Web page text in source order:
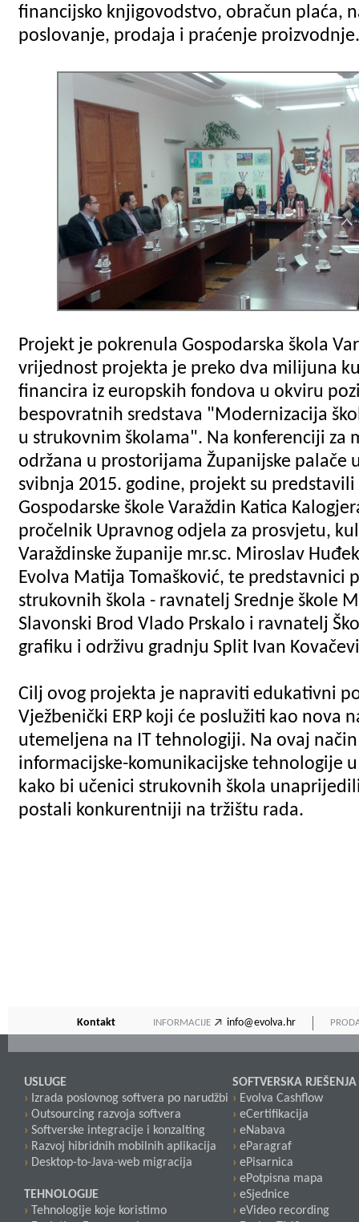
financijsko knjigovodstvo, obračun plaća,
poslovanje, prodaja i praćenje proizvodnje.
Projekt je pokrenula Gospodarska škola
vrijednost projekta je preko dva milijuna
financira iz europskih fondova u okviru
bespovratnih sredstava "Modernizacija
u strukovnim školama". Na konferenciji za
održana u prostorijama Županijske palače
svibnja 2015. godine, projekt su
Gospodarske škole Varaždin Katica
pročelnik Upravnog odjela za prosvjetu,
Varaždinske županije mr.sc. Miroslav
Evolva Matija Tomašković, te predstavnici
strukovnih škola - ravnatelj Srednje škole
Slavonski Brod Vlado Prskalo i ravnatelj
grafiku i održivu gradnju Split Ivan
Cilj ovog projekta je napraviti edukativni
Vježbenički ERP koji će poslužiti kao nova
utemeljena na IT tehnologiji. Na ovaj način
informacijske-komunikacijske tehnologije
kako bi učenici strukovnih škola
postali konkurentniji na tržištu rada.
Kontakt INFORMACIJE info@evolva.hr
USLUGE
SOFTVERSKA RJEŠENJA
› Izrada poslovnog softvera po narudžbi › Evolva Cashflow
› Outsourcing razvoja softvera › eCertifikacija
› Softverske integracije i konzalting › eNabava
› Razvoj hibridnih mobilnih aplikacija › eParagraf
› Desktop-to-Java-web migracija › ePisarnica
› ePotpisna mapa
TEHNOLOGIJE
› eSjednice
›
Tehnologije koje koristimo › eVideo recording